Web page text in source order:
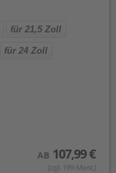
für 21,5 Zoll
für 24 Zoll
AB 107,99 €
(zzgl. 19% Mwst.)